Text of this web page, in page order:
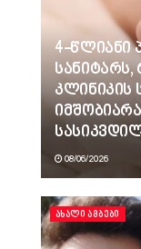
4-წლიანი
კლინიკის
08/06/2026
ᲐᲮᲐᲚᲘ ᲐᲛᲑᲔᲑᲘ